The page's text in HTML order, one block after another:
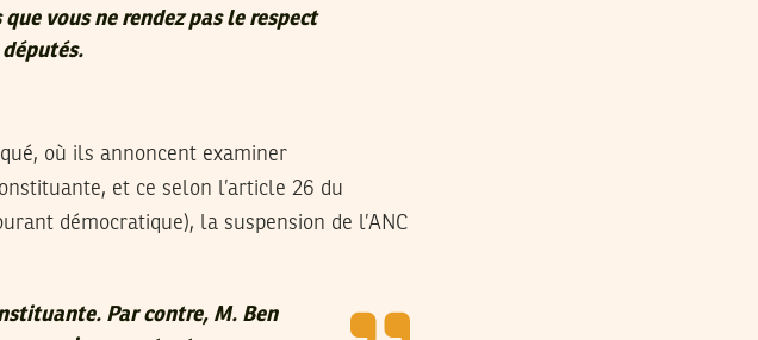
vous ne rendez pas le respect
où ils annoncent examiner
et ce selon l’article 26 du
démocratique), la suspension de l’ANC
Par contre, M. Ben